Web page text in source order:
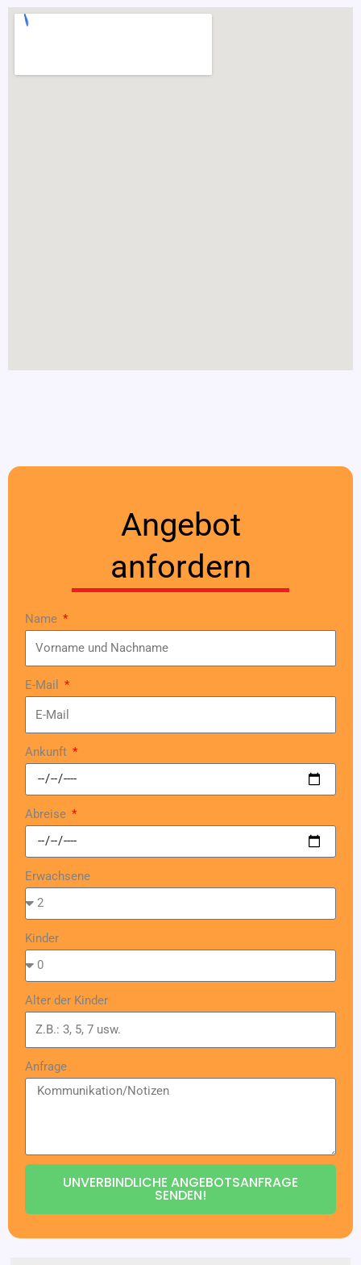
Angebot
anfordern
Name
E-Mail
Ankunft
Abreise
Erwachsene
Kinder
Alter der Kinder
Anfrage
UNVERBINDLICHE ANGEBOTSANFRAGE
SENDEN!